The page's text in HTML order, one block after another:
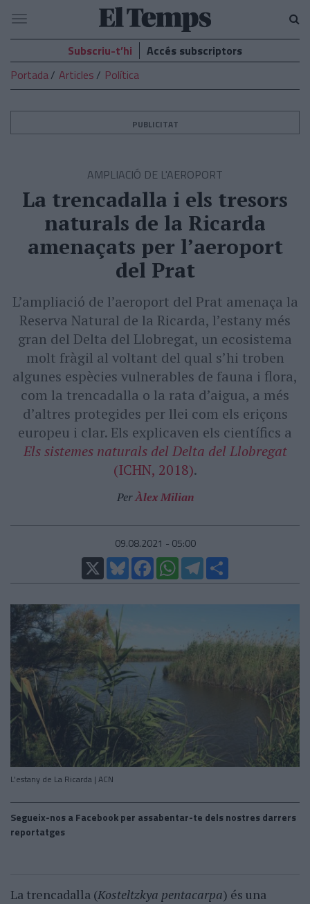
El
Temps
Navegació
Subscriu-t’hi
Accés subscriptors
Portada
Articles Política
PUBLICITAT
AMPLIACIÓ DE L'AEROPORT
La trencadalla i els tresors
naturals de la Ricarda
amenaçats per l’aeroport
del Prat
L’ampliació de l’aeroport del Prat amenaça la
Reserva Natural de la Ricarda, l’estany més
gran del Delta del Llobregat, un ecosistema
molt fràgil al voltant del qual s’hi troben
algunes espècies vulnerables de fauna i flora,
com la trencadalla o la rata d’aigua, a més
d’altres protegides per llei com els eriçons
europeu i clar. Els explicaven els científics a
Els sistemes naturals del Delta del Llobregat
(ICHN, 2018).
PerÀlex Milian
09.08.2021 - 05:00
X
BlueskyFacebookWhatsAppTelegram
L'estany de La Ricarda | ACN
Segueix-nos a Facebook per assabentar-te dels nostres darrers
reportatges
La trencadalla (Kosteltzkya pentacarpa) és una